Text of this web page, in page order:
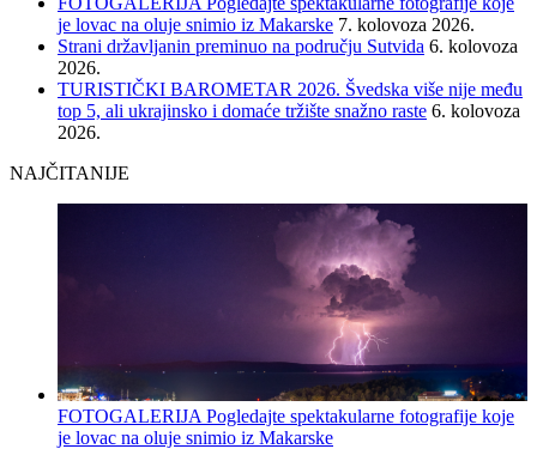
je lovac na oluje snimio iz Makarske 7. kolovoza 2026.
Strani državljanin preminuo na području Sutvida 6. kolovoza
2026.
TURISTIČKI BAROMETAR 2026. Švedska više nije među
top 5, ali ukrajinsko i domaće tržište snažno raste 6. kolovoza
2026.
NAJČITANIJE
FOTOGALERIJA Pogledajte spektakularne fotografije koje
je lovac na oluje snimio iz Makarske